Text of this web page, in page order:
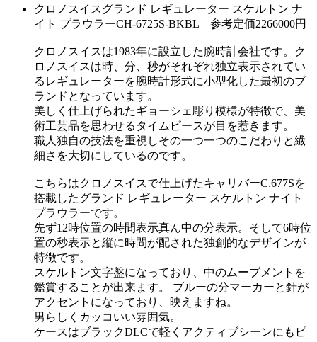
クロノスイスグランド レギュレーター スケルトン ナ
イト プラウラーCH-6725S-BKBL 参考定価2266000円
クロノスイスは1983年に設立した腕時計会社です。ク
ロノスイスは時、分、秒がそれぞれ独立表示されてい
るレギュレーターを腕時計形式に小型化した最初のブ
ランドとなっています。
美しく仕上げられたギョーシェ彫り模様が特徴で、美
術工芸品を思わせるタイムピースが目を惹きます。
職人独自の技法を重視しその一つ一つのこだわりと繊
細さを大切にしているのです。
こちらはクロノスイスで仕上げたキャリバーC.677Sを
搭載したグランド レギュレーター スケルトン ナイト
プラウラーです。
先ず12時位置の時間表示真ん中の分表示。そして6時位
置の秒表示と縦に時間が配された独創的なデザインが
特徴です。
スケルトン文字盤になっており、中のムーブメントを
鑑賞することが出来ます。 ブルーの分マーカーと針が
アクセントになっており、映えますね。
男らしくカッコいい雰囲気。
ケースはブラックDLCで軽くアクティブシーンにもピ